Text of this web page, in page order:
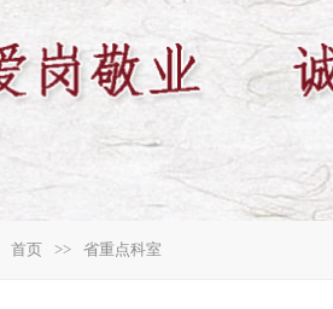
首页 >> 省重点科室